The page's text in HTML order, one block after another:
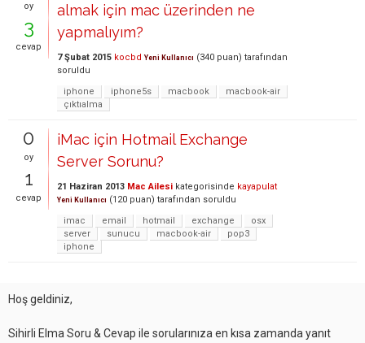
oy
3
cevap
almak için mac üzerinden ne
yapmalıyım?
7 Şubat 2015 kocbd Yeni Kullanıcı (340 puan) tarafından
soruldu
iphone
iphone5s macbook
macbook-air
çıktıalma
0
oy
1
cevap
iMac için Hotmail Exchange
Server Sorunu?
21 Haziran 2013 Mac Ailesi kategorisinde kayapulat
Yeni Kullanıcı (120 puan) tarafından soruldu
imac
email hotmail exchange
osx
server
sunucu macbook-air
pop3
iphone
Hoş geldiniz,
Sihirli Elma Soru & Cevap ile sorularınıza en kısa zamanda yanıt